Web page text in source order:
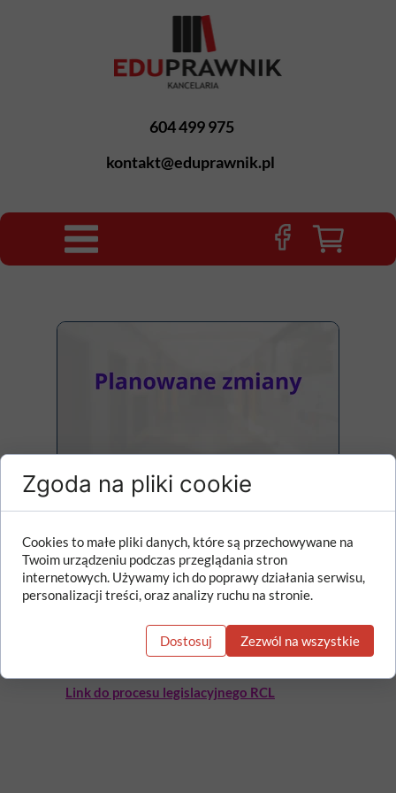
Poselski projekt ustawy o zmianie
ustawy - Kodeks pracy oraz niektórych
innych ustaw (druk sejmowy nr 1404)
Planowana data wejścia w życie zmian: 1
stycznia 2026 r.
Link do procesu legislacyjnego RCL
604 499 975
kontakt@eduprawnik.pl
Zgoda na pliki cookie
Cookies to małe pliki danych, które są przechowywane na
Twoim urządzeniu podczas przeglądania stron
internetowych. Używamy ich do poprawy działania serwisu,
personalizacji treści, oraz analizy ruchu na stronie.
Dostosuj Zezwól na wszystkie